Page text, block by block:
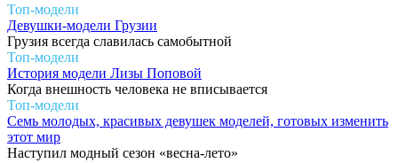
Топ-модели
Девушки-модели Грузии
Грузия всегда славилась самобытной
Топ-модели
История модели Лизы Поповой
Когда внешность человека не вписывается
Топ-модели
Семь молодых, красивых девушек моделей, готовых изменить
этот мир
Наступил модный сезон «весна-лето»